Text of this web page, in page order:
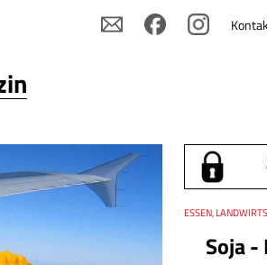
Soja
Thema
ESSEN,